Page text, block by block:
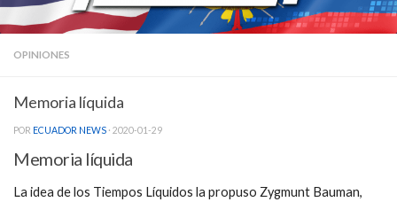
OPINIONES
Memoria líquida
POR ECUADOR NEWS · 2020-01-29
Memoria líquida
La idea de los Tiempos Líquidos la propuso Zygmunt Bauman,